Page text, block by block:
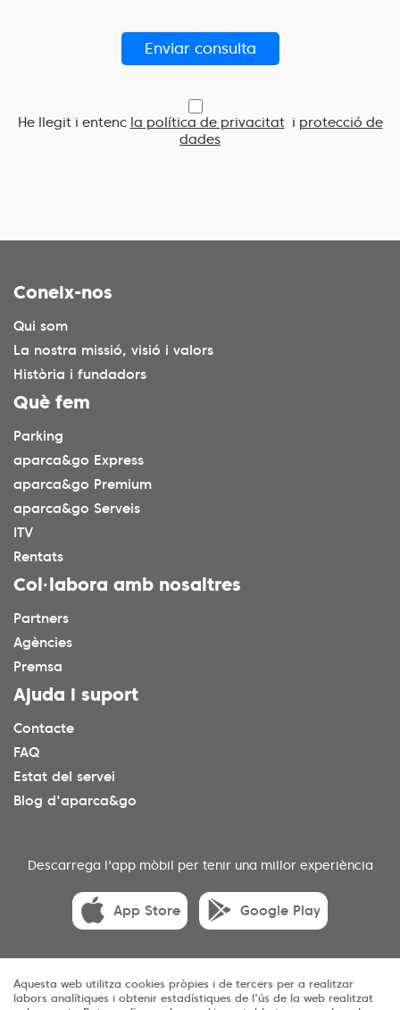
He llegit i entenc la política de privacitat i protecció de
dades
Coneix-nos
Qui som
La nostra missió, visió i valors
Història i fundadors
Què fem
Parking
aparca&go Express
aparca&go Premium
aparca&go Serveis
ITV
Rentats
Col·labora amb nosaltres
Partners
Agències
Premsa
Ajuda i suport
Contacte
FAQ
Estat del servei
Blog d'aparca&go
Descarrega l'app mòbil per tenir una millor experiència
App Store Google Play
© 2025 aparca&go Tots els drets reservats
Aquesta web utilitza cookies pròpies i de tercers per a realitzar
labors analítiques i obtenir estadístiques de l'ús de la web realitzat